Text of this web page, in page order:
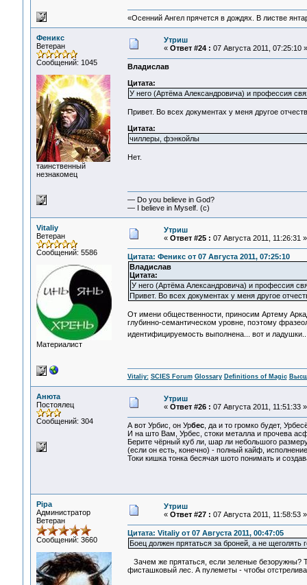
«Осенний Ангел прячется в дождях. В листве
Феникс
Ветеран
Сообщений: 1045
таинственный
незнакомец
Утриш
« Ответ #24 : 07 Августа 2011, 07:25:10 »
Владислав
Цитата:
У него (Артёма Александровича) и профессия
Привет. Во всех документах у меня другое
Цитата:
чиллеры, фэнкойлы
Нет.
— Do you believe in God?
— I believe in Myself. (c)
Vitaliy
Ветеран
Сообщений: 5586
Материалист
Утриш
« Ответ #25 : 07 Августа 2011, 11:26:31 »
Цитата: Феникс от 07 Августа 2011, 07:25:10
Владислав
Цитата:
У него (Артёма Александровича) и профессия
Привет. Во всех документах у меня другое
От имени общественности, приносим Артему
глубинно-семантическом уровне, поэтому
идентифицируемость выполнена... вот и
Vitaliy: SCIES Forum Glossary Definitions of Magic
Анюта
Постоялец
Сообщений: 304
Утриш
« Ответ #26 : 07 Августа 2011, 11:51:33 »
А вот Урбис, он Урбес, да и то громко будет,
И на што Вам, Урбес, стоки металла и прочева
Берите чёрный куб ли, шар ли небольшого
(если он есть, конечно) - полный кайф,
Токи кишка тонка бесячая шото понимать и
Pipa
Администратор
Ветеран
Сообщений: 3660
Утриш
« Ответ #27 : 07 Августа 2011, 11:58:53 »
Цитата: Vitaliy от 07 Августа 2011, 00:47:05
Боец должен прятаться за броней, а не
Зачем же прятаться, если зеленые безоружны?
фисташковый лес. А пулеметы - чтобы